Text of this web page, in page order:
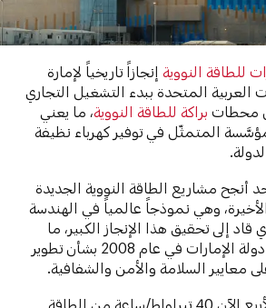
للطاقة النوويةإنجازاً تاريخياً لإمارة
العربية المتحدة ببدء التشغيل التجاري
محطاتبراكة للطاقة النووية، ما يعني
المتمثّل في توفير كهرباء نظيفة
أنجح مشاريع الطاقة النووية الجديدة
وهي نموذجاً عالمياً في الهندسة
إلى تحقيق هذا الإنجاز الكبير، ما
يتماشى مع التزامات دولة الإمارات في عام 2008 بشأن تطوير
معايير السلامة والأمن والشفافية.
وتُنتج محطات براكة الأربع الآن 40 تيراواط/ساعة من الطاقة